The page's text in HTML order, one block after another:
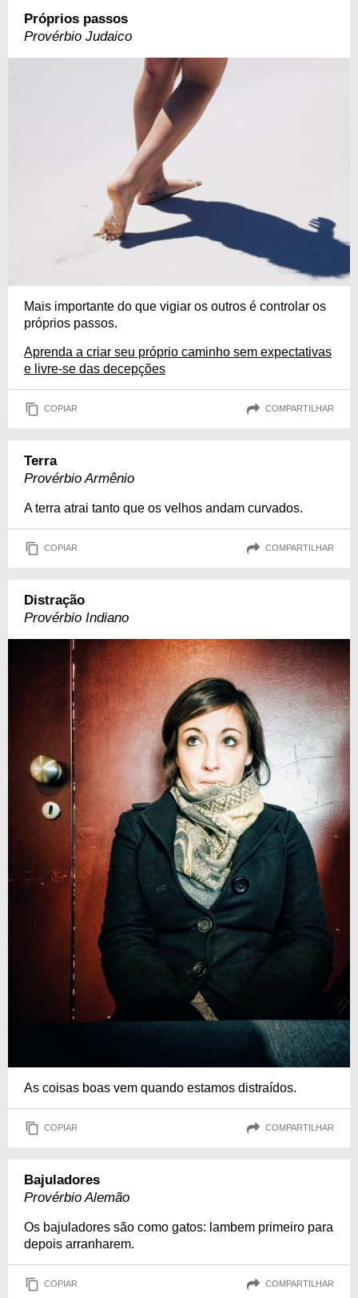
Próprios passos
Provérbio Judaico
Mais importante do que vigiar os outros é controlar os
próprios passos.
Aprenda a criar seu próprio caminho sem expectativas
e livre-se das decepções
COPIAR COMPARTILHAR
Terra
Provérbio Armênio
A terra atrai tanto que os velhos andam curvados.
COPIAR COMPARTILHAR
Distração
Provérbio Indiano
As coisas boas vem quando estamos distraídos.
COPIAR COMPARTILHAR
Bajuladores
Provérbio Alemão
Os bajuladores são como gatos: lambem primeiro para
depois arranharem.
COPIAR COMPARTILHAR